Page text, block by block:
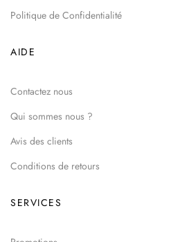
Politique de Confidentialité
AIDE
Contactez nous
Qui sommes nous ?
Avis des clients
Conditions de retours
SERVICES